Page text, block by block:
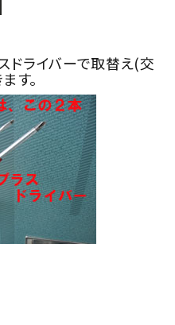
ドライバーで取替え(交
す。